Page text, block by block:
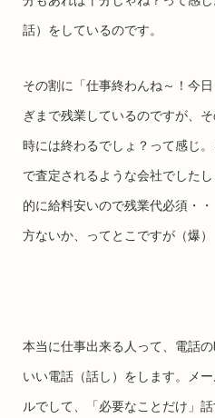
話）をしているのです。
その割に「仕事終わんね～！今
ぎまで残業しているのですが、
時には終わるでしょ？って感じ
で査定されるような会社でした
的に給料安いので残業代必須・
方ないか、ってとこですが（爆）
本当に仕事出来る人って、電話
いい電話（話し）をします。メ
ルでして、「必要なことだけ」